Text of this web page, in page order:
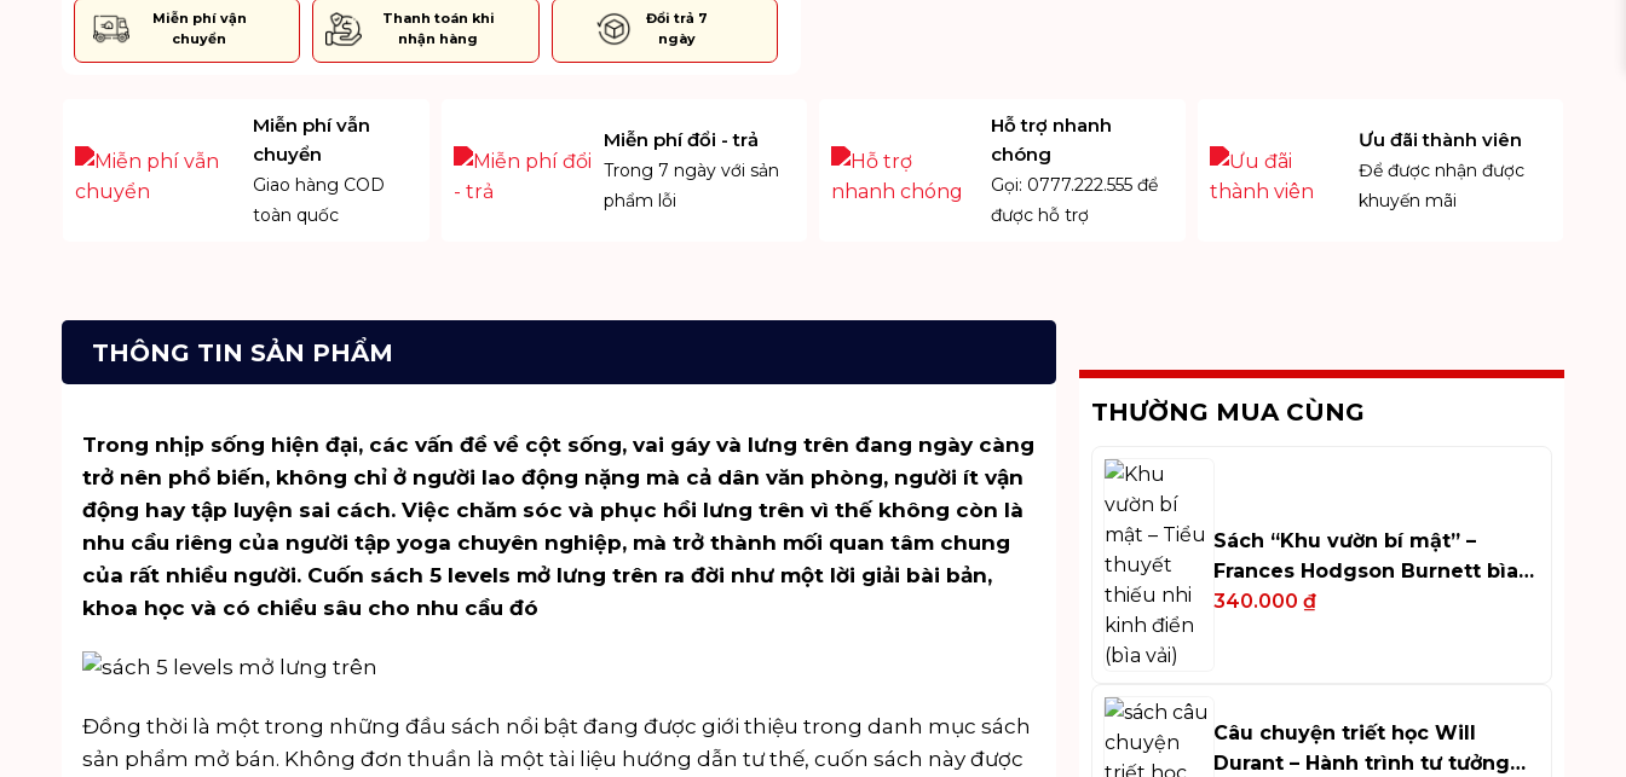
Miễn phí vận
chuyển
Thanh toán khi
nhận hàng
Đổi trả 7
ngày
Miễn phí vẫn
chuyển
Giao hàng COD
toàn quốc
Miễn phí đổi - trả
Trong 7 ngày với sản
phẩm lỗi
Hỗ trợ nhanh
chóng
Gọi: 0777.222.555 để
được hỗ trợ
Ưu đãi thành viên
Để được nhận được
khuyến mãi
THÔNG TIN SẢN PHẨM
Trong nhịp sống hiện đại, các vấn đề về cột sống, vai gáy và lưng trên đang ngày càng
trở nên phổ biến, không chỉ ở người lao động nặng mà cả dân văn phòng, người ít vận
động hay tập luyện sai cách. Việc chăm sóc và phục hồi lưng trên vì thế không còn là
nhu cầu riêng của người tập yoga chuyên nghiệp, mà trở thành mối quan tâm chung
của rất nhiều người. Cuốn sách 5 levels mở lưng trên ra đời như một lời giải bài bản,
khoa học và có chiều sâu cho nhu cầu đó
Đồng thời là một trong những đầu sách nổi bật đang được giới thiệu trong danh mục sách
sản phẩm mở bán. Không đơn thuần là một tài liệu hướng dẫn tư thế, cuốn sách này được
THƯỜNG MUA CÙNG
Sách “Khu vườn bí mật” –
Frances Hodgson Burnett bìa
cứng bọc vải
340.000₫
Câu chuyện triết học Will
Durant – Hành trình tư tưởng